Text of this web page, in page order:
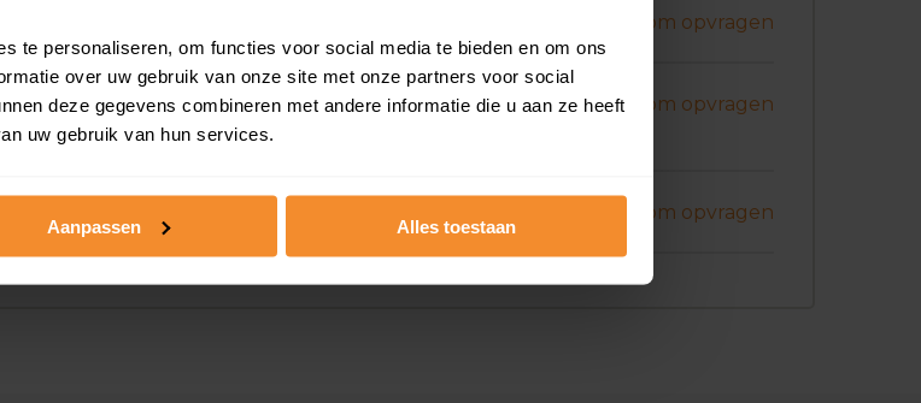
te personaliseren, om functies voor social media te bieden en om ons
over uw gebruik van onze site met onze partners voor social
deze gegevens combineren met andere informatie die u aan ze heeft
uw gebruik van hun services.
Aanpassen Alles toestaan
Koopsom opvragen
498 m2 30 juni 2026 Koopsom opvragen
Koopsom opvragen